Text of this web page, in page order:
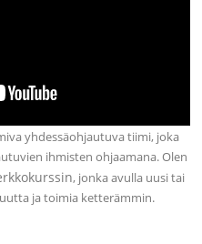
yhdessäohjautuva tiimi, joka
ihmisten ohjaamana. Olen
, jonka avulla uusi tai
ja toimia ketterämmin.